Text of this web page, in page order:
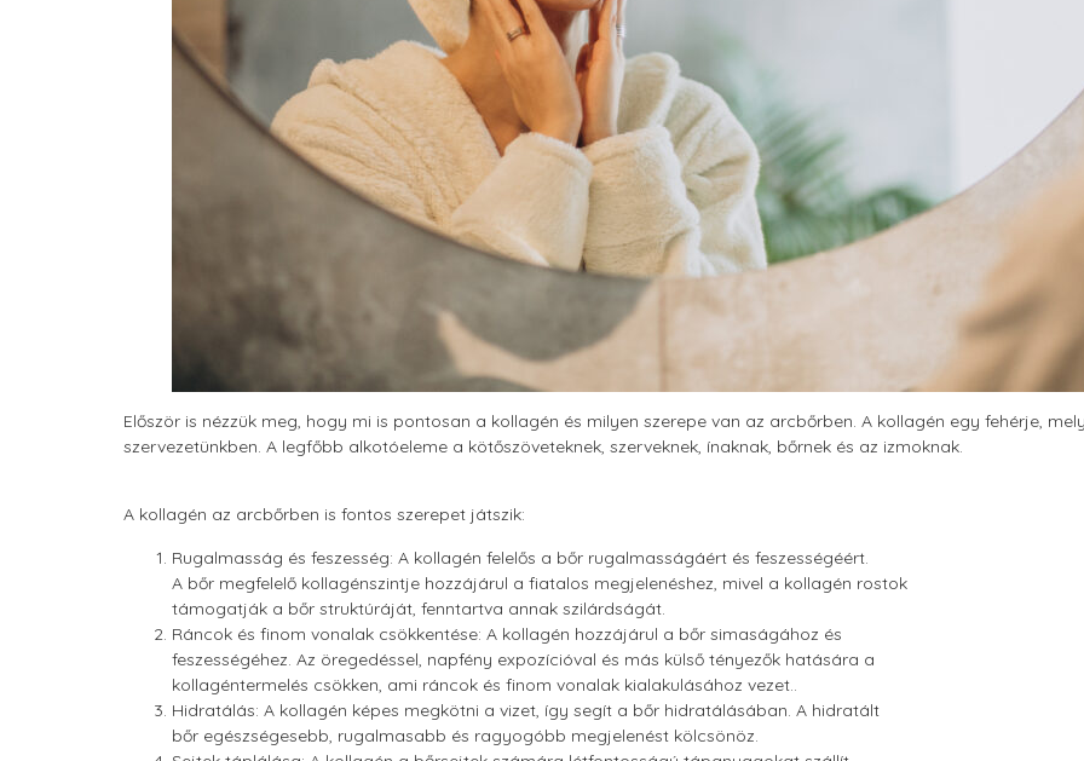
Először is nézzük meg, hogy mi is pontosan a kollagén és milyen szerepe van az arcbőrben. A kollagén egy fehérje,
szervezetünkben. A legfőbb alkotóeleme a kötőszöveteknek, szerveknek, ínaknak, bőrnek és az izmoknak.
A kollagén az arcbőrben is fontos szerepet játszik:
Rugalmasság és feszesség: A kollagén felelős a bőr rugalmasságáért és feszességéért.
A bőr megfelelő kollagénszintje hozzájárul a fiatalos megjelenéshez, mivel a kollagén rostok
támogatják a bőr struktúráját, fenntartva annak szilárdságát.
Ráncok és finom vonalak csökkentése: A kollagén hozzájárul a bőr simaságához és
feszességéhez. Az öregedéssel, napfény expozícióval és más külső tényezők hatására a
kollagéntermelés csökken, ami ráncok és finom vonalak kialakulásához vezet..
Hidratálás: A kollagén képes megkötni a vizet, így segít a bőr hidratálásában. A hidratált
bőr egészségesebb, rugalmasabb és ragyogóbb megjelenést kölcsönöz.